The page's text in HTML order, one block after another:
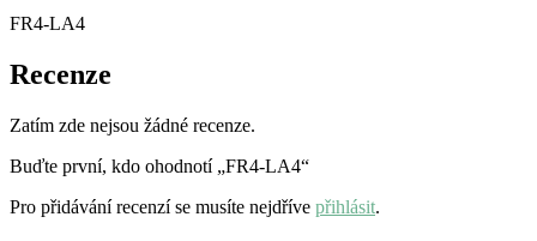
FR4-LA4
Recenze
Zatím zde nejsou žádné recenze.
Buďte první, kdo ohodnotí „FR4-LA4“
Pro přidávání recenzí se musíte nejdříve přihlásit.